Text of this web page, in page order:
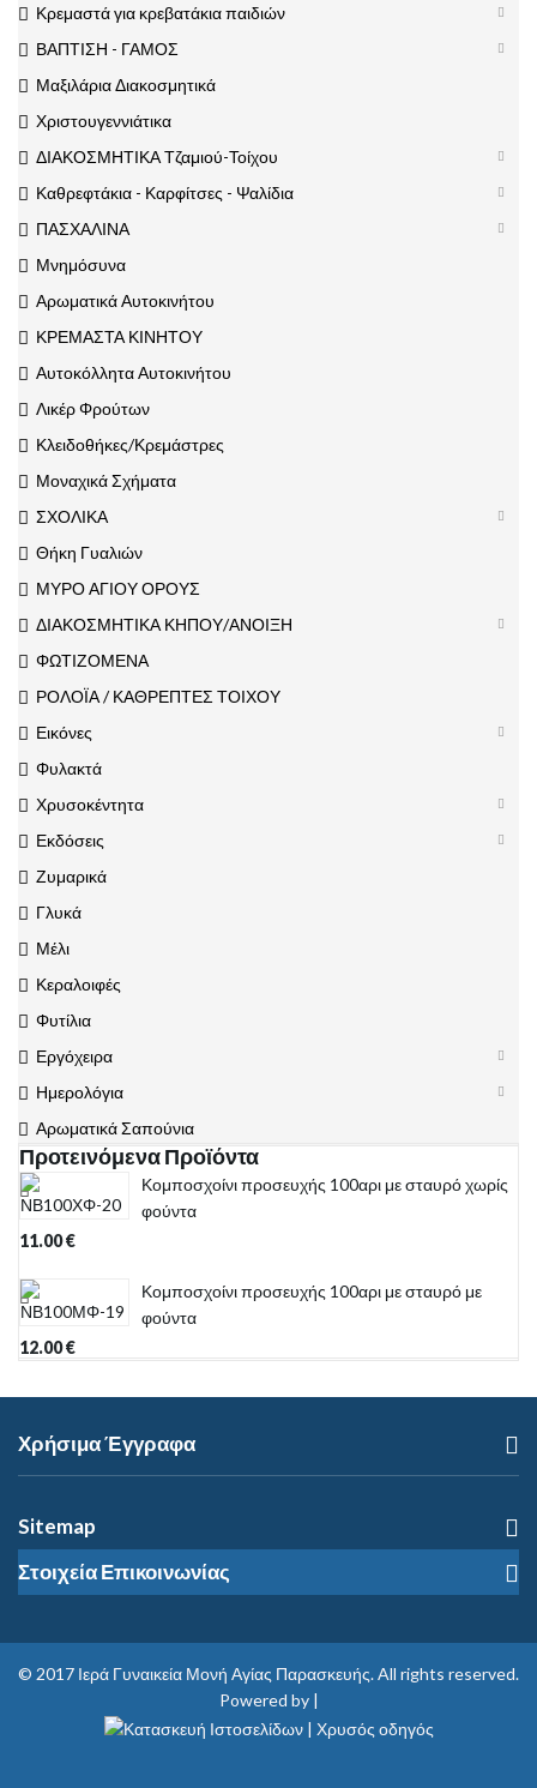
Κρεμαστά για κρεβατάκια παιδιών
ΒΑΠΤΙΣΗ - ΓΑΜΟΣ
Μαξιλάρια Διακοσμητικά
Χριστουγεννιάτικα
ΔΙΑΚΟΣΜΗΤΙΚΑ Τζαμιού-Τοίχου
Καθρεφτάκια - Καρφίτσες - Ψαλίδια
ΠΑΣΧΑΛΙΝΑ
Μνημόσυνα
Αρωματικά Αυτοκινήτου
ΚΡΕΜΑΣΤΑ ΚΙΝΗΤΟΥ
Αυτοκόλλητα Αυτοκινήτου
Λικέρ Φρούτων
Κλειδοθήκες/Κρεμάστρες
Μοναχικά Σχήματα
ΣΧΟΛΙΚΑ
Θήκη Γυαλιών
ΜΥΡΟ ΑΓΙΟΥ ΟΡΟΥΣ
ΔΙΑΚΟΣΜΗΤΙΚΑ ΚΗΠΟΥ/ΑΝΟΙΞΗ
ΦΩΤΙΖΟΜΕΝΑ
ΡΟΛΟΪΑ / ΚΑΘΡΕΠΤΕΣ ΤΟΙΧΟΥ
Εικόνες
Φυλακτά
Χρυσοκέντητα
Εκδόσεις
Ζυμαρικά
Γλυκά
Μέλι
Κεραλοιφές
Φυτίλια
Εργόχειρα
Ημερολόγια
Αρωματικά Σαπούνια
Προτεινόμενα Προϊόντα
Κομποσχοίνι προσευχής 100αρι με σταυρό χωρίς
φούντα
11.00€
Κομποσχοίνι προσευχής 100αρι με σταυρό με
φούντα
12.00€
Χρήσιμα Έγγραφα
Sitemap
Στοιχεία Επικοινωνίας
© 2017 Ιερά Γυναικεία Μονή Αγίας Παρασκευής. All rights reserved.
Powered by |